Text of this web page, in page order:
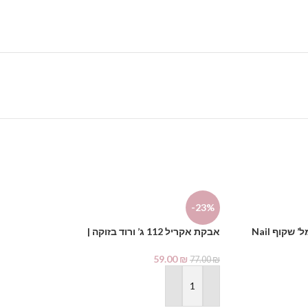
נוזל אקריל 150 מל’ שקוף Nail
-23%
אבקת אקריל 112 ג’ ורוד בזוקה |
77.00₪
59.00₪
הוספה לסל